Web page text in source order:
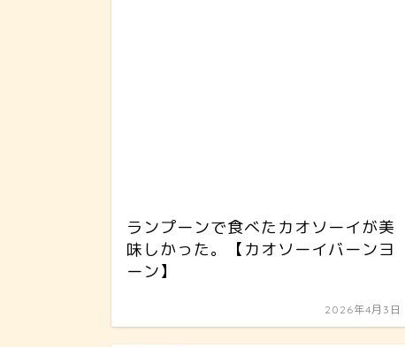
ランプーンで食べたカオソーイが美
味しかった。【カオソーイバーンヨ
ーン】
2026年4月3日